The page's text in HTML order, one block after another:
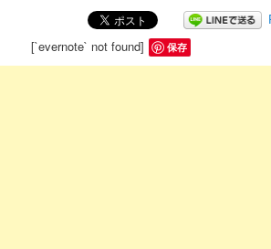
[`evernote` not found]
保存